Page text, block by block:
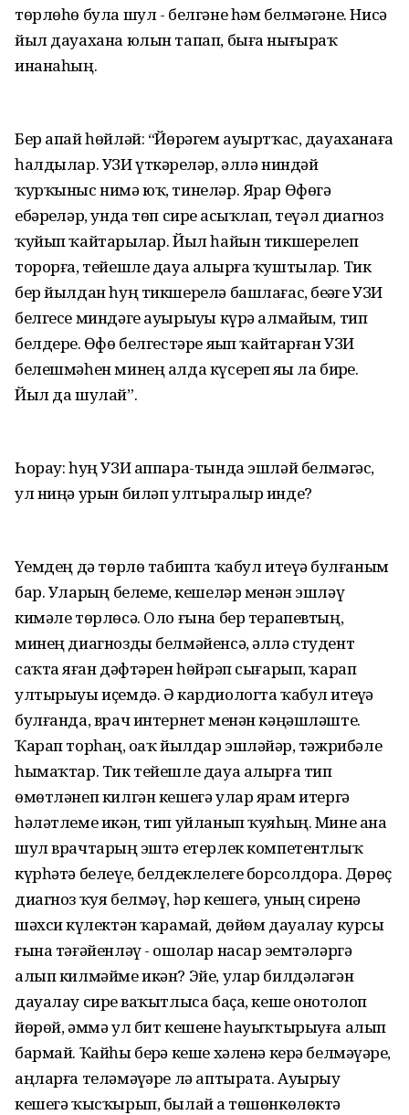
төрлөһө була шул - белгәне һәм белмәгәне. Нисә
йыл дауахана юлын тапап, быға нығыраҡ
инанаһың.
Бер апай һөйләй: “Йөрәгем ауыртҡас, дауаханаға
һалдылар. УЗИ үткәрҙеләр, әллә ниндәй
ҡурҡыныс нимә юҡ, тинеләр. Ярар Өфөгә
ебәрҙеләр, унда төп сирҙе асыҡлап, теүәл диагноз
ҡуйып ҡайтарҙылар. Йыл һайын тикшерелеп
торорға, тейешле дауа алырға ҡуштылар. Тик
бер йылдан һуң тикшерелә башлағас, беҙҙәге УЗИ
белгесе миндәге ауырыуҙы күрә алмайым, тип
белдерҙе. Өфө белгестәре яҙып ҡайтарған УЗИ
белешмәһен минең алда күсереп яҙҙы ла бирҙе.
Йыл да шулай”.
Һорау: һуң УЗИ аппара-тында эшләй белмәгәс,
ул ниңә урын биләп ултыралыр инде?
Үҙемдең дә төрлө табипта ҡабул итеүҙә булғаным
бар. Уларҙың белеме, кешеләр менән эшләү
кимәле төрлөсә. Оло ғына бер терапевтың,
минең диагнозды белмәйенсә, әллә студент
саҡта яҙған дәфтәрен һөйрәп сығарып, ҡарап
ултырыуы иҫемдә. Ә кардиологта ҡабул итеүҙә
булғанда, врач интернет менән кәңәшләште.
Ҡарап торһаң, оҙаҡ йылдар эшләйҙәр, тәжрибәле
һымаҡтар. Тик тейешле дауа алырға тип
өмөтләнеп килгән кешегә улар ярҙам итергә
һәләтлеме икән, тип уйланып ҡуяһың. Мине ана
шул врачтарҙың эштә етерлек компетентлыҡ
күрһәтә белеүе, белдеклелеге борсолдора. Дөрөҫ
диагноз ҡуя белмәү, һәр кешегә, уның сиренә
шәхси күҙлектән ҡарамай, дөйөм дауалау курсы
ғына тәғәйенләү - ошолар насар эҙемтәләргә
алып килмәйме икән? Эйе, улар билдәләгән
дауалау сирҙе ваҡытлыса баҫа, кеше онотолоп
йөрөй, әммә ул бит кешене һауыҡтырыуға алып
бармай. Ҡайһы берҙә кеше хәленә керә белмәүҙәре,
аңларға теләмәүҙәре лә аптырата. Ауырыу
кешегә ҡысҡырып, былай ҙа төшөнкөлөктә